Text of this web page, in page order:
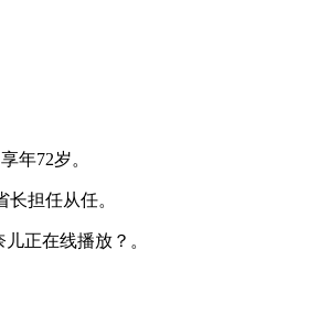
年72岁。
担任从任。
正在线播放？。